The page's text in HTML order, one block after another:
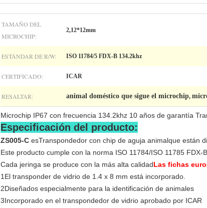
TAMAÑO DEL
MICROCHIP:
2,12*12mm
ESTÁNDAR DE R/W: ISO 11784/5 FDX-B 134.2khz
CERTIFICADO: ICAR
RESALTAR: animal doméstico que sigue el microchip,
Microchip IP67 con frecuencia 134.2khz 10 años de garantía
Especificación del producto:
ZS005-C esTranspondedor con chip de aguja animalque están
Este producto cumple con la norma ISO 11784/ISO 11785 FDX-
Cada jeringa se produce con la más alta calidadLas fichas
1El transponder de vidrio de 1.4 x 8 mm está incorporado.
2Diseñados especialmente para la identificación de animales
3Incorporado en el transpondedor de vidrio aprobado por ICAR